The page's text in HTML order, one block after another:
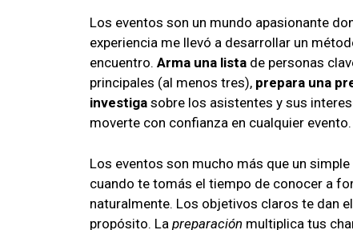
Los eventos son un mundo apasionante
experiencia me llevó a desarrollar un
encuentro. Arma una lista de personas
principales (al menos tres), prepara una
investiga sobre los asistentes y sus
moverte con confianza en cualquier evento.
Los eventos son mucho más que un
cuando te tomás el tiempo de conocer a
naturalmente. Los objetivos claros te dan
propósito. La preparación multiplica tus